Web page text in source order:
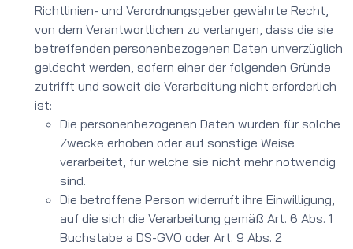
Richtlinien- und Verordnungsgeber gewährte Recht,
von dem Verantwortlichen zu verlangen, dass die sie
betreffenden personenbezogenen Daten unverzüglich
gelöscht werden, sofern einer der folgenden Gründe
zutrifft und soweit die Verarbeitung nicht erforderlich
ist:
Die personenbezogenen Daten wurden für solche
Zwecke erhoben oder auf sonstige Weise
verarbeitet, für welche sie nicht mehr notwendig
sind.
Die betroffene Person widerruft ihre Einwilligung,
auf die sich die Verarbeitung gemäß Art. 6 Abs. 1
Buchstabe a DS-GVO oder Art. 9 Abs. 2